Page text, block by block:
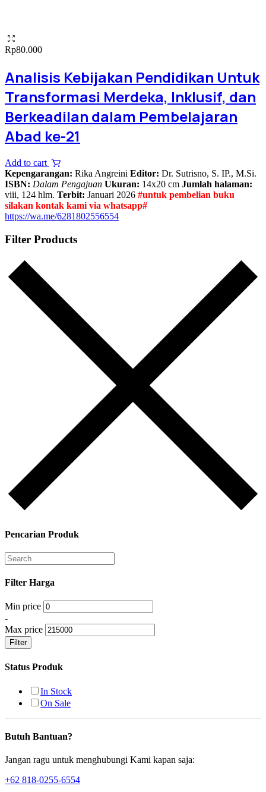
Rp80.000
Analisis Kebijakan Pendidikan Untuk
Transformasi Merdeka, Inklusif, dan
Berkeadilan dalam Pembelajaran
Abad ke-21
Add to cart
Kepengarangan: Rika Angreini Editor: Dr. Sutrisno, S. IP., M.Si.
ISBN: Dalam Pengajuan Ukuran: 14x20 cm Jumlah halaman:
viii, 124 hlm. Terbit: Januari 2026 #untuk pembelian buku
silakan kontak kami via whatsapp#
https://wa.me/6281802556554
Filter Products
Pencarian Produk
Filter Harga
Min price
-
Max price
Filter
Status Produk
In Stock
On Sale
Butuh Bantuan?
Jangan ragu untuk menghubungi Kami kapan saja:
+62 818-0255-6554